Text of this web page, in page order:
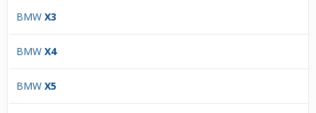
BMW X3
BMW X4
BMW X5